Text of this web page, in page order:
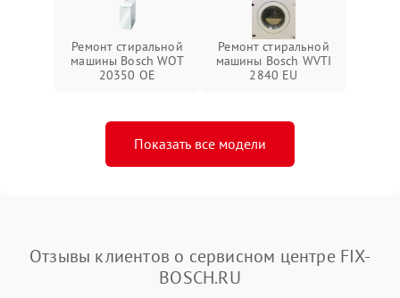
Ремонт стиральной
машины Bosch WOT
20350 OE
Ремонт стиральной
машины Bosch WVTI
2840 EU
Показать все модели
Отзывы клиентов о сервисном центре FIX-
BOSCH.RU